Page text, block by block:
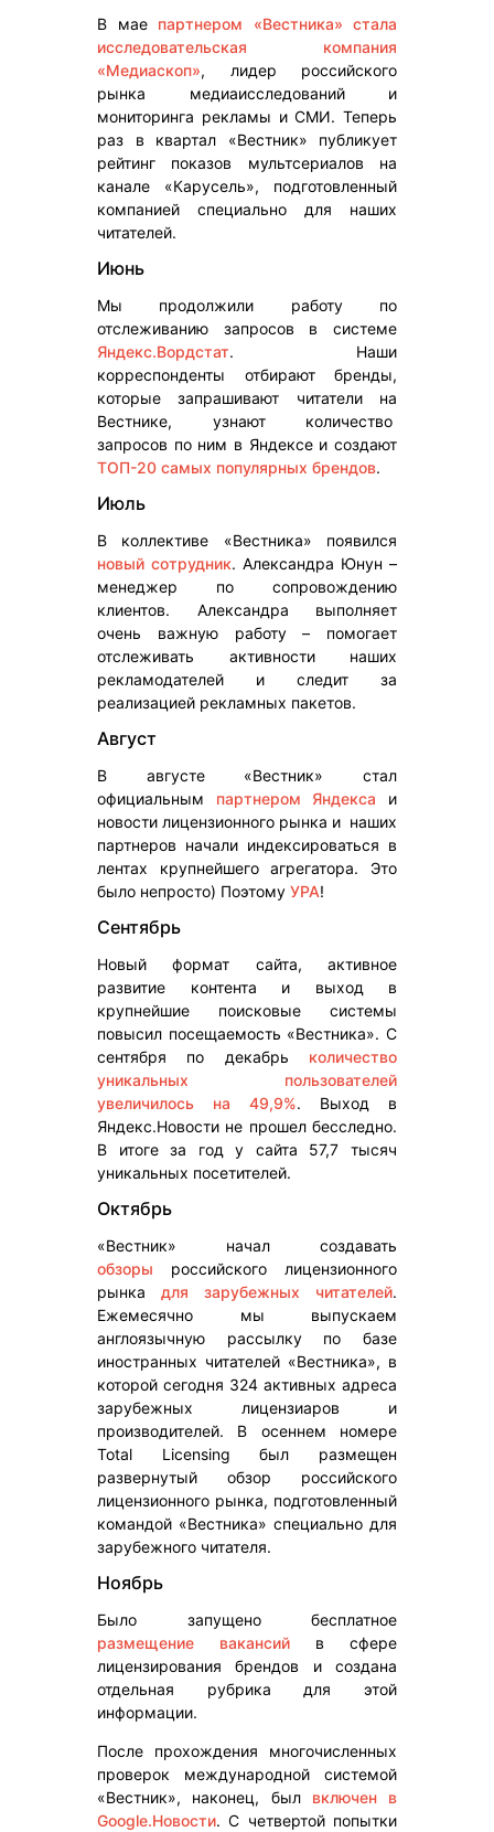
В мае партнером «Вестника» стала
исследовательская компания
«Медиаскоп», лидер российского
рынка медиаисследований и
мониторинга рекламы и СМИ. Теперь
раз в квартал «Вестник» публикует
рейтинг показов мультсериалов на
канале «Карусель», подготовленный
компанией специально для наших
читателей.
Июнь
Мы продолжили работу по
отслеживанию запросов в системе
Яндекс.Вордстат. Наши
корреспонденты отбирают бренды,
которые запрашивают читатели на
Вестнике, узнают количество
запросов по ним в Яндексе и создают
ТОП-20 самых популярных брендов.
Июль
В коллективе «Вестника» появился
новый сотрудник. Александра Юнун –
менеджер по сопровождению
клиентов. Александра выполняет
очень важную работу – помогает
отслеживать активности наших
рекламодателей и следит за
реализацией рекламных пакетов.
Август
В августе «Вестник» стал
официальным партнером Яндекса и
новости лицензионного рынка и наших
партнеров начали индексироваться в
лентах крупнейшего агрегатора. Это
было непросто) Поэтому УРА!
Сентябрь
Новый формат сайта, активное
развитие контента и выход в
крупнейшие поисковые системы
повысил посещаемость «Вестника». С
сентября по декабрь количество
уникальных пользователей
увеличилось на 49,9%. Выход в
Яндекс.Новости не прошел бесследно.
В итоге за год у сайта 57,7 тысяч
уникальных посетителей.
Октябрь
«Вестник» начал создавать
обзоры российского лицензионного
рынка для зарубежных читателей.
Ежемесячно мы выпускаем
англоязычную рассылку по базе
иностранных читателей «Вестника», в
которой сегодня 324 активных адреса
зарубежных лицензиаров и
производителей. В осеннем номере
Total Licensing был размещен
развернутый обзор российского
лицензионного рынка, подготовленный
командой «Вестника» специально для
зарубежного читателя.
Ноябрь
Было запущено бесплатное
размещение вакансий в сфере
лицензирования брендов и создана
отдельная рубрика для этой
информации.
После прохождения многочисленных
проверок международной системой
«Вестник», наконец, был включен в
Google.Новости. С четвертой попытки